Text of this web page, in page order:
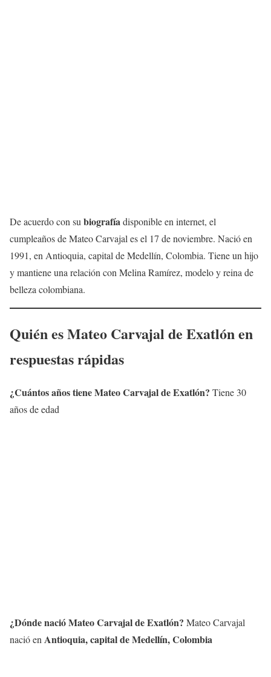
De acuerdo con su biografíadisponible en internet, el
cumpleaños de Mateo Carvajal es el 17 de noviembre. Nació en
1991, en Antioquia, capital de Medellín, Colombia. Tiene un hijo
y mantiene una relación con Melina Ramírez, modelo y reina de
belleza colombiana.
Quién es Mateo Carvajal de Exatlón en
respuestas rápidas
¿Cuántos años tiene Mateo Carvajal de Exatlón? Tiene 30
años de edad
¿Dónde nació Mateo Carvajal de Exatlón? Mateo Carvajal
nació en Antioquia, capital de Medellín, Colombia